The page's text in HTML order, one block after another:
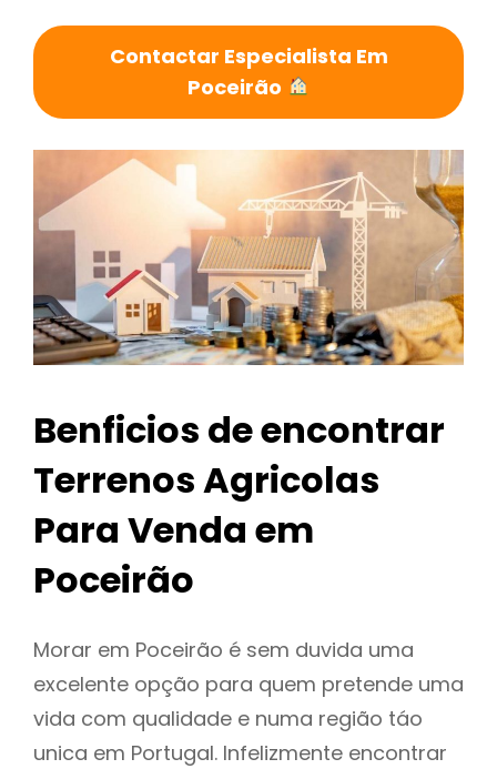
Contactar Especialista Em
Poceirão
Benficios de encontrar
Terrenos Agricolas
Para Venda em
Poceirão
Morar em Poceirão é sem duvida uma
excelente opção para quem pretende uma
vida com qualidade e numa região táo
unica em Portugal. Infelizmente encontrar